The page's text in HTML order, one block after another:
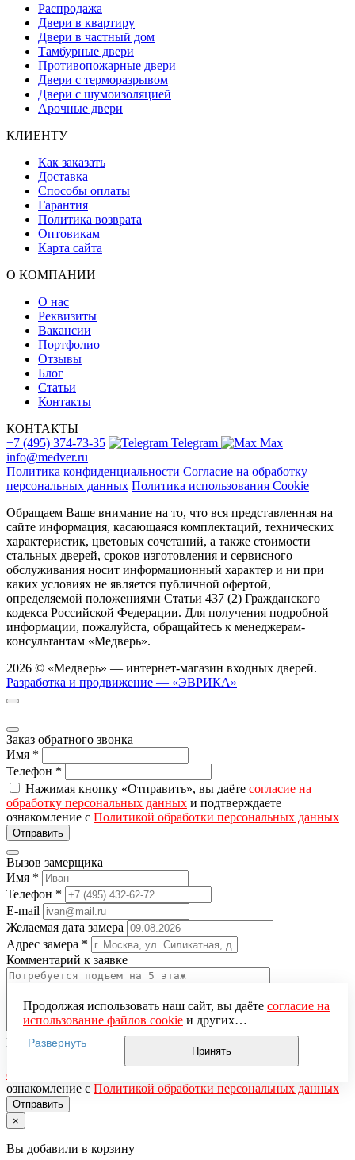
Распродажа
Двери в квартиру
Двери в частный дом
Тамбурные двери
Противопожарные двери
Двери с терморазрывом
Двери с шумоизоляцией
Арочные двери
КЛИЕНТУ
Как заказать
Доставка
Способы оплаты
Гарантия
Политика возврата
Оптовикам
Карта сайта
О КОМПАНИИ
О нас
Реквизиты
Вакансии
Портфолио
Отзывы
Блог
Статьи
Контакты
КОНТАКТЫ
+7 (495) 374-73-35
Telegram
Max
info@medver.ru
Политика конфиденциальности Согласие на обработку
персональных данных Политика использования Cookie
Обращаем Ваше внимание на то, что вся представленная на
сайте информация, касающаяся комплектаций, технических
характеристик, цветовых сочетаний, а также стоимости
стальных дверей, сроков изготовления и сервисного
обслуживания носит информационный характер и ни при
каких условиях не является публичной офертой,
определяемой положениями Статьи 437 (2) Гражданского
кодекса Российской Федерации. Для получения подробной
информации, пожалуйста, обращайтесь к менеджерам-
консультантам «Медверь».
2026 © «Медверь» — интернет-магазин входных дверей.
Разработка и продвижение — «ЭВРИКА»
Заказ обратного звонка
Имя *
Телефон *
Нажимая кнопку «Отправить», вы даёте согласие на
обработку персональных данных и подтверждаете
ознакомление с Политикой обработки персональных данных
Вызов замерщика
Имя *
Телефон *
E-mail
Желаемая дата замера
Адрес замера *
Комментарий к заявке
Понравившаяся модель
Нажимая кнопку «Отправить», вы даёте
обработку персональных данных
ознакомление с Политикой обработки персональных данных
Продолжая использовать наш сайт, вы даёте согласие на
использование файлов cookieи других
пользовательских данных (включая IP-адрес, сведения о
местоположении, устройстве, действиях на сайте и т. п.)
для функционирования сайта, проведения
использования систем аналитики (например,
Яндекс.Метрика), в соответствии с нашей
настройте ограничения в браузере или покиньте сайт.
Развернуть
Принять
×
Вы добавили в корзину